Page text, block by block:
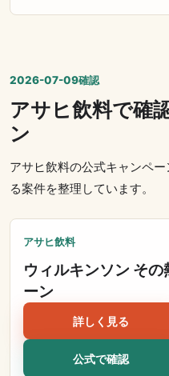
2026-07-09確認
アサヒ飲料で確
ン
アサヒ飲料の公式キャンペ
る案件を整理しています。
アサヒ飲料
ウィルキンソン そ
ーン
詳しく見る
公式で確認